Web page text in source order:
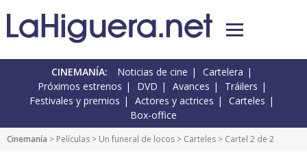
CINEMANÍA: Noticias de cine
Cartelera
Próximos estrenos
DVD Avances
Tráilers
Festivales y premios
Actores y actrices
Carteles
Box-office
Cinemanía > Películas > Un funeral de locos > Carteles > Cartel 2 de 2